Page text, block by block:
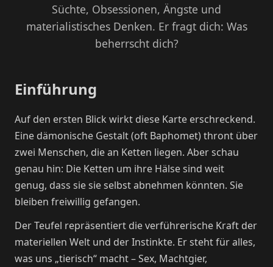
Süchte, Obsessionen, Ängste und
materialistisches Denken. Er fragt dich: Was
beherrscht dich?
Einführung
Auf den ersten Blick wirkt diese Karte erschreckend.
Eine dämonische Gestalt (oft Baphomet) thront über
zwei Menschen, die an Ketten liegen. Aber schau
genau hin: Die Ketten um ihre Hälse sind weit
genug, dass sie sie selbst abnehmen könnten. Sie
bleiben freiwillig gefangen.
Der Teufel repräsentiert die verführerische Kraft der
materiellen Welt und der Instinkte. Er steht für alles,
was uns „tierisch“ macht – Sex, Machtgier,